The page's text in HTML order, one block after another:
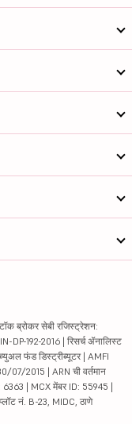
ब्रोकर सेबी रजिस्ट्रेशन:
DP-192-2016 | रिसर्च ॲनालिस्ट
फंड डिस्ट्रीब्यूटर | AMFI
07/2015 | ARN ची वर्तमान
| MCX मेंबर ID: 55945 |
नं. B-23, MIDC, ठाणे